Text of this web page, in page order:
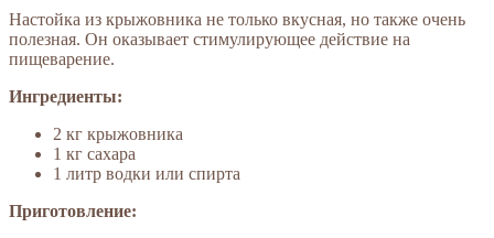
Настойка из крыжовника не только вкусная, но также очень
полезная. Он оказывает стимулирующее действие на
пищеварение.
Ингредиенты:
2 кг крыжовника
1 кг сахара
1 литр водки или спирта
Приготовление: